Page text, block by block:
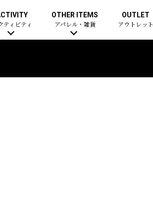
ティビティ
OTHER ITEMS
アパレル・雑貨
OUTLET
アウトレット